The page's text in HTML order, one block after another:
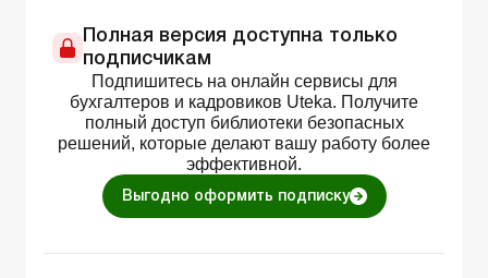
Полная версия доступна только
подписчикам
Подпишитесь на онлайн сервисы для
бухгалтеров и кадровиков Uteka. Получите
полный доступ библиотеки безопасных
решений, которые делают вашу работу более
эффективной.
Выгодно оформить подписку